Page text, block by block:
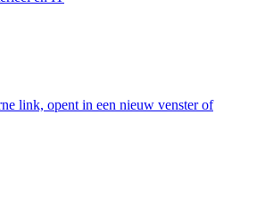
link, opent in een nieuw venster of